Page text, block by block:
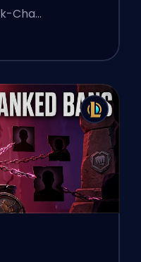
Cha…